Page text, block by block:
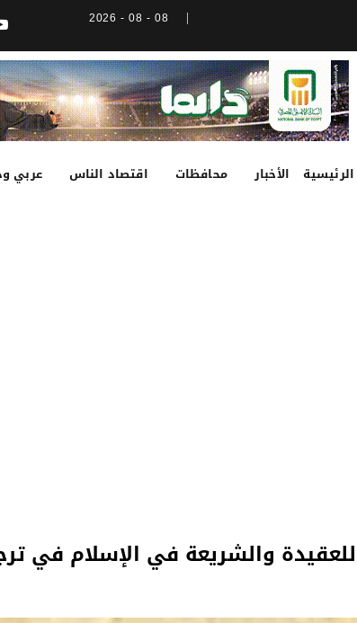
08 - 08 - 2026
الرئيسية الأخبار محافظات اقتصاد الناس عربي
والشريعة في الإسلام في